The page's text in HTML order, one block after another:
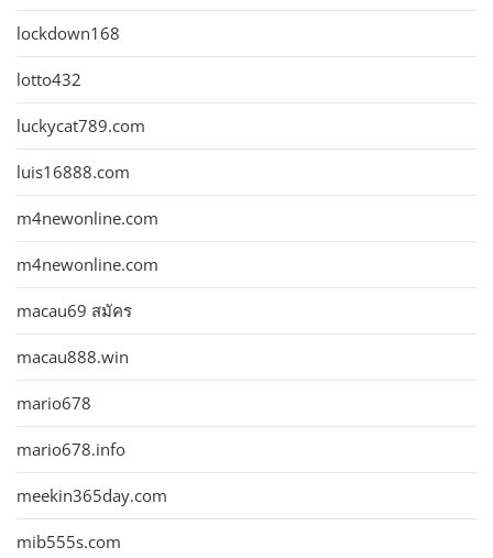
lockdown168
lotto432
luckycat789.com
luis16888.com
m4newonline.com
m4newonline.com
macau69 สมัคร
macau888.win
mario678
mario678.info
meekin365day.com
mib555s.com